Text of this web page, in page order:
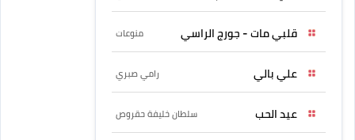
قلبي مات - جورج الراسي منوعات
علي بالي رامي صبري
عيد الحب سلطان خليفة حقروص